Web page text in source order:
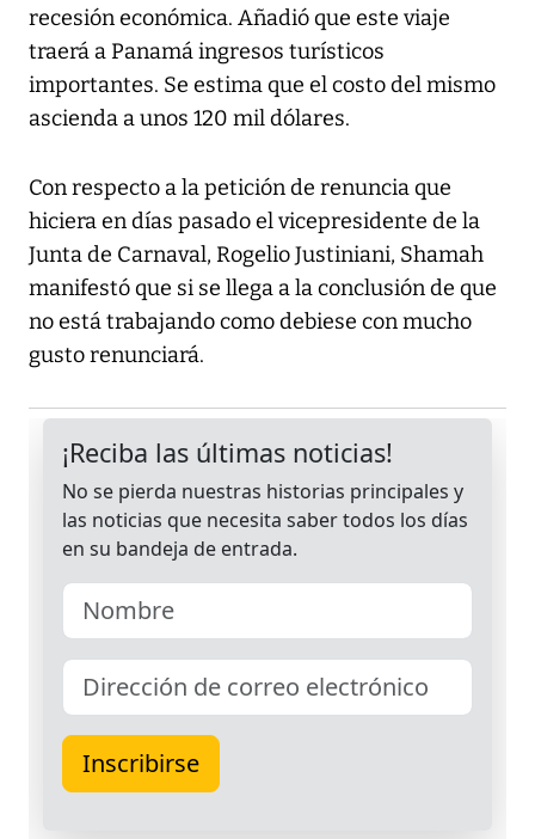
recesión económica. Añadió que este viaje
traerá a Panamá ingresos turísticos
importantes. Se estima que el costo del mismo
ascienda a unos 120 mil dólares.
Con respecto a la petición de renuncia que
hiciera en días pasado el vicepresidente de la
Junta de Carnaval, Rogelio Justiniani, Shamah
manifestó que si se llega a la conclusión de que
no está trabajando como debiese con mucho
gusto renunciará.